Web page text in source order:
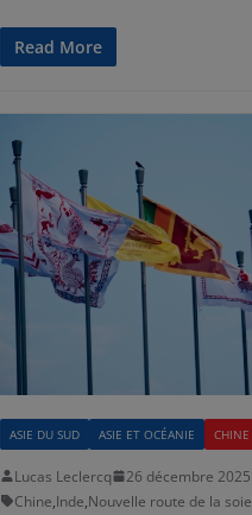
Read More
ASIE DU SUD ASIE ET OCÉANIE CHINE
Lucas Leclercq 26 décembre 2025
Chine,Inde,Nouvelle route de la soie